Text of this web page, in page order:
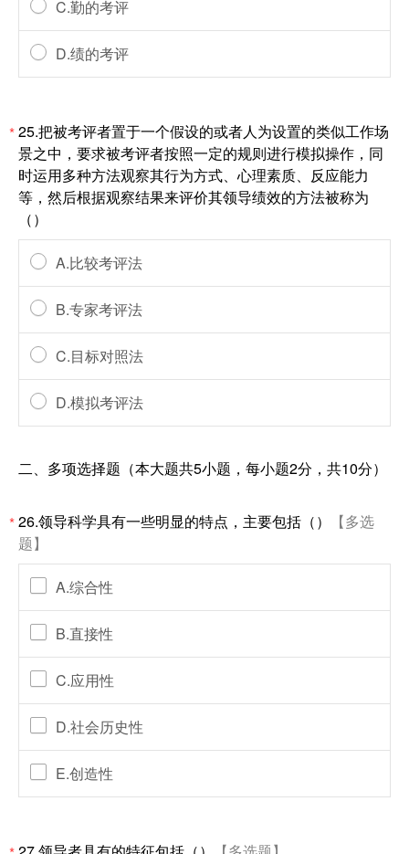
C.勤的考评
D.绩的考评
*25.把被考评者置于一个假设的或者人为设置的类似工作场
景之中，要求被考评者按照一定的规则进行模拟操作，同
时运用多种方法观察其行为方式、心理素质、反应能力
等，然后根据观察结果来评价其领导绩效的方法被称为
（）
A.比较考评法
B.专家考评法
C.目标对照法
D.模拟考评法
二、多项选择题（本大题共5小题，每小题2分，共10分）
*26.领导科学具有一些明显的特点，主要包括（）
【多选
题】
A.综合性
B.直接性
C.应用性
D.社会历史性
E.创造性